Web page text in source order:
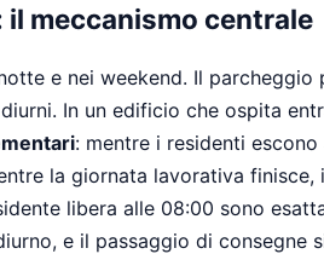
il meccanismo centrale
e nei weekend. Il parcheggio
In un edificio che ospita
: mentre i residenti escono
la giornata lavorativa finisce, i
libera alle 08:00 sono
e il passaggio di consegne